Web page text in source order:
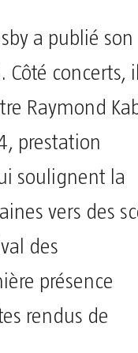
a publié son
concerts,
Raymond
prestation
soulignent la
vers des
des
présence
rendus de